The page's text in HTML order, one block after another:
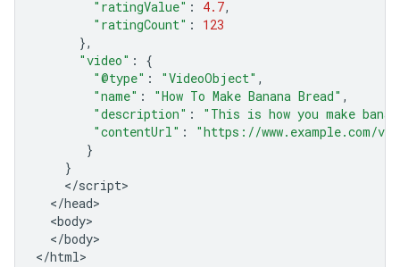
"ratingValue" : 4.7,
"ratingCount" :
123
},
"video" :
{
"@type" : "VideoObject" ,
"name" : "How To Make Banana Bread" ,
"description" :
"This is how you make
"contentUrl" :
"https://www.example.com/
}
}
</script
</head
<body
</body>
</html>